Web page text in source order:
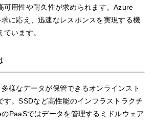
可用性や耐久性が求められます。Azure
に応え、迅速なレスポンスを実現する機
います。
様なデータが保管できるオンラインスト
す。SSDなど高性能のインフラストラクチ
PaaSではデータを管理するミドルウェア